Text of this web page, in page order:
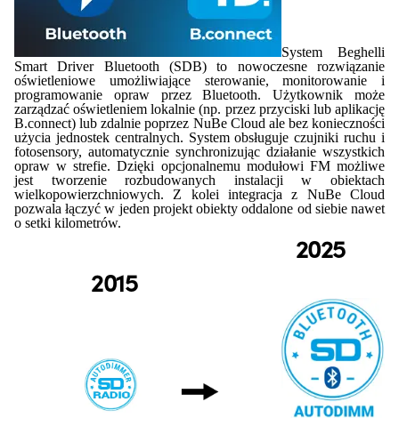
System Beghelli
Smart Driver Bluetooth (SDB) to nowoczesne rozwiązanie
oświetleniowe umożliwiające sterowanie, monitorowanie i
programowanie opraw przez Bluetooth. Użytkownik może
zarządzać oświetleniem lokalnie (np. przez przyciski lub aplikację
B.connect) lub zdalnie poprzez NuBe Cloud ale bez konieczności
użycia jednostek centralnych. System obsługuje czujniki ruchu i
fotosensory, automatycznie synchronizując działanie wszystkich
opraw w strefie. Dzięki opcjonalnemu modułowi FM możliwe
jest tworzenie rozbudowanych instalacji w obiektach
wielkopowierzchniowych. Z kolei integracja z NuBe Cloud
pozwala łączyć w jeden projekt obiekty oddalone od siebie nawet
o setki kilometrów.
2015
2025